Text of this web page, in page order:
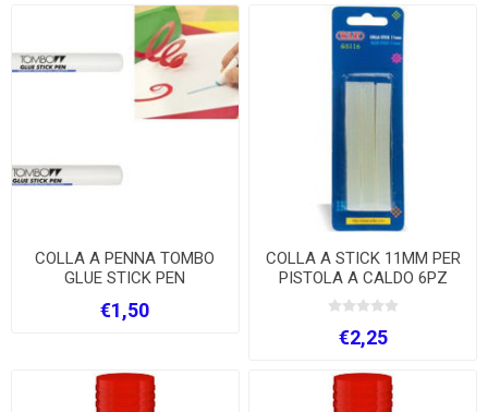
COLLA A PENNA TOMBO
GLUE STICK PEN
€1,50
COLLA A STICK 11MM PER
PISTOLA A CALDO 6PZ
€2,25